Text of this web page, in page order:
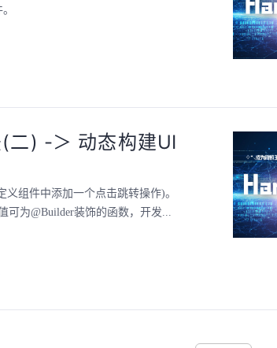
(二) -＞ 动态构建UI
组件中添加一个点击跳转操作)。
可为@Builder装饰的函数，开发...